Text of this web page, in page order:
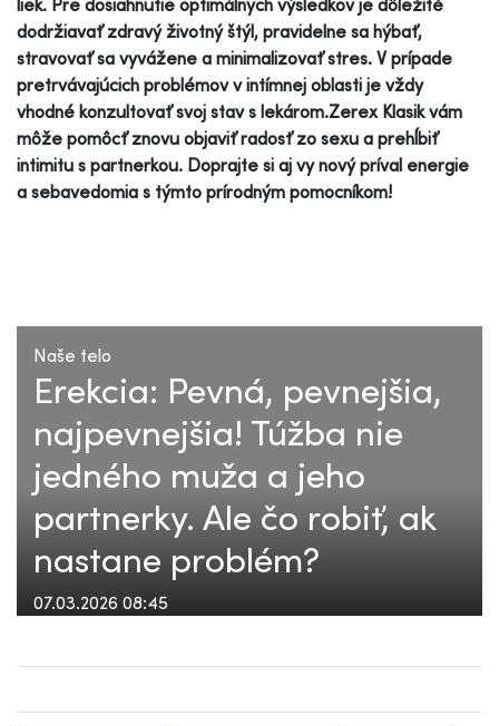
dodržiavať zdravý životný štýl, pravidelne sa hýbať,
stravovať sa vyvážene a minimalizovať stres. V prípade
pretrvávajúcich problémov v intímnej oblasti je vždy
vhodné konzultovať svoj stav s lekárom.Zerex Klasik vám
môže pomôcť znovu objaviť radosť zo sexu a prehĺbiť
intimitu s partnerkou. Doprajte si aj vy nový príval energie
a sebavedomia s týmto prírodným pomocníkom!
Naše telo
Erekcia: Pevná, pevnejšia,
najpevnejšia! Túžba nie
jedného muža a jeho
partnerky. Ale čo robiť, ak
nastane problém?
07.03.2026 08:45